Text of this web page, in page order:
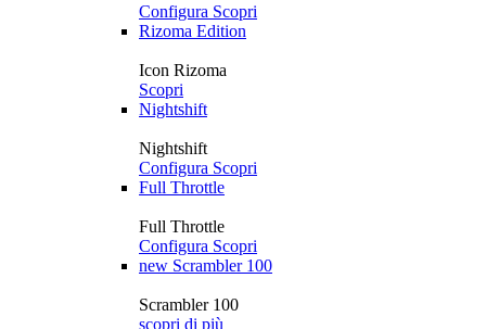
Configura Scopri
Rizoma Edition
Icon Rizoma
Scopri
Nightshift
Nightshift
Configura Scopri
Full Throttle
Full Throttle
Configura Scopri
new Scrambler 100
Scrambler 100
scopri di più